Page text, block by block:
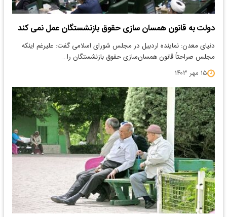
دولت به قانون همسان سازی حقوق بازنشستگان عمل نمی کند
دنیای معدن: نماینده اردبیل در مجلس شورای اسلامی گفت: علیرغم اینکه
مجلس صراحتاً قانون همسان‌سازی حقوق بازنشستگان را…
۱۵ مهر ۱۴۰۳